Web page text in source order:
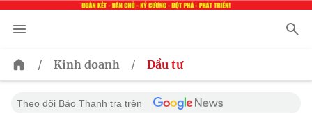
/ Kinh doanh / Đầu tư
Theo dõi Báo Thanh tra trên